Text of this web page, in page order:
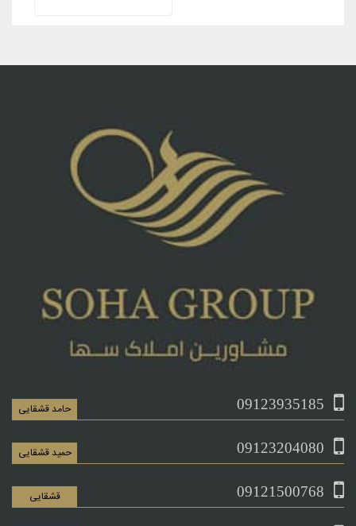
09123935185 حامد قشقایی
09123204080 حمید قشقایی
09121500768 قشقایی